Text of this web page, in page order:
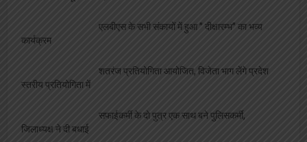
जनपद न्यायालय स्थित दुकानों की होगी नीलामी, ये है
नियम और शर्ते
छोटे व्यवसाईयों के लिए मुसीबत बनी एल पी जी किल्लत,
व्यापार मण्डल ने उठाई आवाज
कैंटीन नीलामी की तिथि हुई घोषित, थोपी गईं भारी भरकम
शर्ते